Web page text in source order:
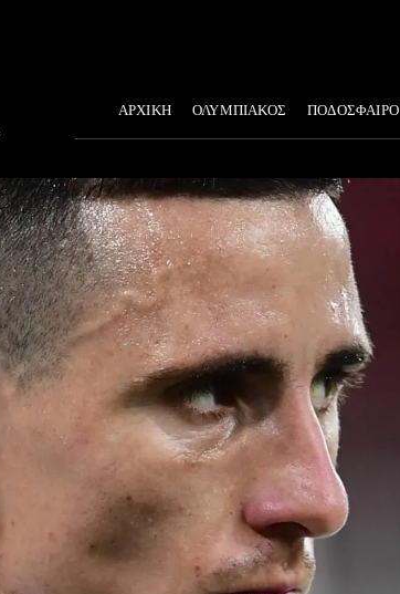
ΑΡΧΙΚΗ ΟΛΥΜΠΙΑΚΟΣ ΠΟΔΟΣΦΑΙΡΟ